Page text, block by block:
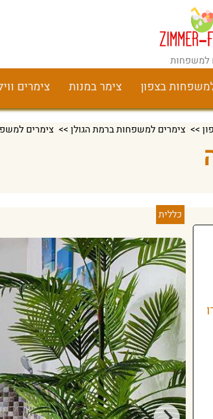
למשפחות
בצפון צימר במנות צימרים
>> צימרים למשפחות ברמת הגולן >> צימרים
כללית